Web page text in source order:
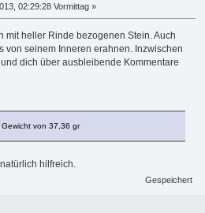
02:29:28 Vormittag »
mit heller Rinde bezogenen Stein. Auch
von seinem Inneren erahnen. Inzwischen
dich über ausbleibende Kommentare
von 37,36 gr
hilfreich.
Gespeichert